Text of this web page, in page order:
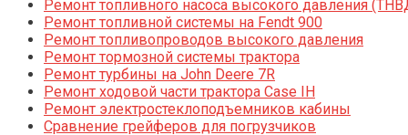
Ремонт топливного насоса высокого давления
Ремонт топливной системы на Fendt 900
Ремонт топливопроводов высокого давления
Ремонт тормозной системы трактора
Ремонт турбины на John Deere 7R
Ремонт ходовой части трактора Case IH
Ремонт электростеклоподъемников кабины
Сравнение грейферов для погрузчиков